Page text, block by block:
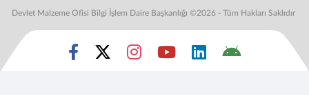
Devlet Malzeme Ofisi Bilgi İşlem Daire Başkanlığı ©2026 - Tüm Hakları Saklıdır